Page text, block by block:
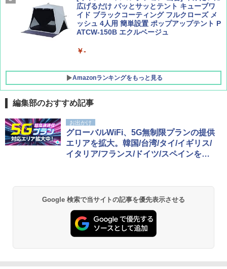
広げるだけ パッとサッとテント キューブワ
イド ブラックコーティング フルクローズ メ
ッシュ 4人用 簡単設置 ポップアップテント P
ATCW-150B エクルベージュ
￥-
Amazonランキングをもっと見る
GRANDOOR ステンレス保冷剤 2個セット 2
026リニューアル 急速冷凍 空間倍増 衛生的
コンパクト 保冷力長持ち
￥2,980
BUNDOK(バンドック)ソロ ドーム 1 EX BDK
レーム ドーム型 テント
￥14,800
DEWEL パラソル 大型 ビーチ アウトドアパ
編集部のおすすめ記事
お出かけ
グローバルWiFi、5G無制限プランの提供
エリアを拡大。韓国/台湾/タイ/イギリス/
イタリア/フランス/ドイツ/スペインを追
Google 検索で当サイトの記事を優先表示させる